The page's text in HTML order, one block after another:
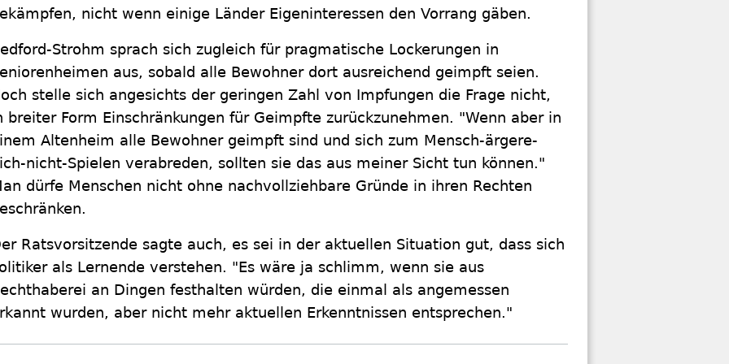
nicht wenn einige Länder Eigeninteressen den Vorrang gäben.
Strohm sprach sich zugleich für pragmatische Lockerungen in
aus, sobald alle Bewohner dort ausreichend geimpft seien.
stelle sich angesichts der geringen Zahl von Impfungen die Frage nicht,
breiter Form Einschränkungen für Geimpfte zurückzunehmen. "Wenn aber in
Altenheim alle Bewohner geimpft sind und sich zum Mensch-ärgere-
nicht-Spielen verabreden, sollten sie das aus meiner Sicht tun können."
dürfe Menschen nicht ohne nachvollziehbare Gründe in ihren Rechten
Ratsvorsitzende sagte auch, es sei in der aktuellen Situation gut, dass sich
als Lernende verstehen. "Es wäre ja schlimm, wenn sie aus
an Dingen festhalten würden, die einmal als angemessen
wurden, aber nicht mehr aktuellen Erkenntnissen entsprechen."